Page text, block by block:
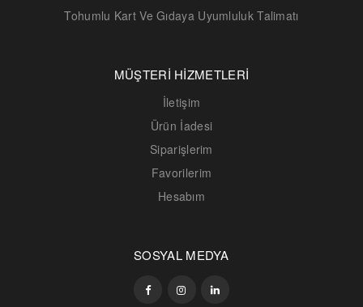
Tohumlu Kart Ve Gıdaya Uyumluluk Talimatı
MÜŞTERİ HİZMETLERİ
İletişim
Ürün İadesi
Siparişlerim
Favorilerim
Hesabım
SOSYAL MEDYA